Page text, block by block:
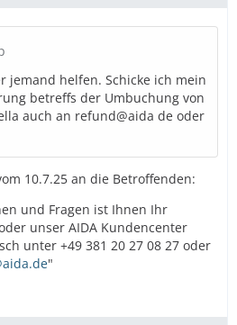
jemand helfen. Schicke ich mein
betreffs der Umbuchung von
auch an refund@aida de oder
10.7.25 an die Betroffenden:
und Fragen ist Ihnen Ihr
unser AIDA Kundencenter
unter +49 381 20 27 08 27 oder
"